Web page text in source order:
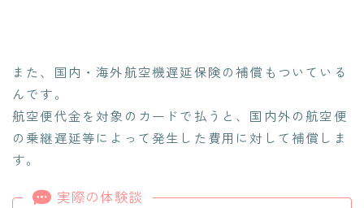
また、国内・海外航空機遅延保険の補償もついている
んです。
航空便代金を対象のカードで払うと、国内外の航空便
の乗継遅延等によって発生した費用に対して補償しま
す。
実際の体験談